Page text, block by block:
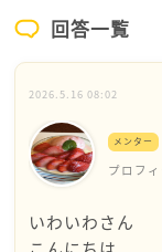
回答一覧
2026.5.16 08:02
メンター
プロフ
いわいわさん